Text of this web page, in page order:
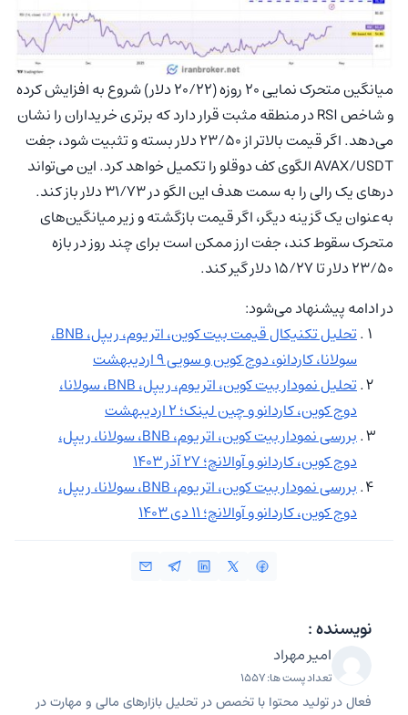
میانگین متحرک نمایی ۲۰ روزه (۲۰/۲۲ دلار) شروع به افزایش کرده
و شاخص RSI در منطقه مثبت قرار دارد که برتری خریداران را نشان
می‌دهد. اگر قیمت بالاتر از ۲۳/۵۰ دلار بسته و تثبیت شود، جفت
AVAX/USDT الگوی کف دوقلو را تکمیل خواهد کرد. این می‌تواند
درهای یک رالی را به سمت هدف این الگو در ۳۱/۷۳ دلار باز کند.
به‌عنوان یک گزینه دیگر، اگر قیمت بازگشته و زیر میانگین‌های
متحرک سقوط کند، جفت ارز ممکن است برای چند روز در بازه
۲۳/۵۰ دلار تا ۱۵/۲۷ دلار گیر کند.
در ادامه پیشنهاد می‌شود:
تحلیل تکنیکال قیمت بیت‌ کوین، اتریوم، ریپل، BNB،
سولانا، کاردانو، دوج کوین و سویی ۹ اردیبهشت
تحلیل نمودار بیت کوین، اتریوم، ریپل، BNB، سولانا،
دوج کوین، کاردانو و چین لینک؛ 2 اردیبهشت
بررسی نمودار بیت کوین، اتریوم، BNB، سولانا، ریپل،
دوج کوین، کاردانو و آوالانچ؛ ۲۷ آذر ۱۴۰۳
بررسی نمودار بیت کوین، اتریوم، BNB، سولانا، ریپل،
دوج کوین، کاردانو و آوالانچ؛ ۱۱ دی ۱۴۰۳
نویسنده :
امیر مهراد
تعداد پست ها: 1557
فعال در تولید محتوا با تخصص در تحلیل بازارهای مالی و مهارت در